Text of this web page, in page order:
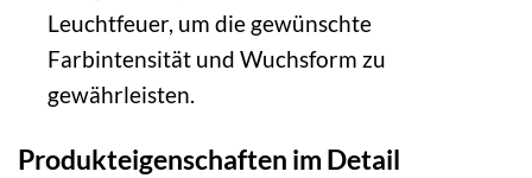
Leuchtfeuer, um die gewünschte
Farbintensität und Wuchsform zu
gewährleisten.
Produkteigenschaften im Detail